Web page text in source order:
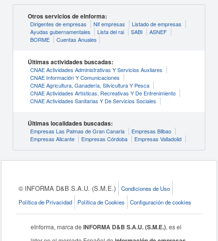
Otros servicios de eInforma:
Dirigentes de empresas Nif empresas
Listado de empresas
Ayudas gubernamentales
Lista del rai SABI
ASNEF
BORME
Cuentas Anuales
Últimas actividades buscadas:
CNAE Actividades Administrativas Y Servicios Auxliares
CNAE Información Y Comunicaciones
CNAE Agricultura, Ganadería, Silvicultura Y Pesca
CNAE Actividades Artísticas, Recreativas Y De Entrenimiento
CNAE Actividades Sanitarias Y De Servicios Sociales
Últimas localidades buscadas:
Empresas Las Palmas de Gran Canaria
Empresas Bilbao
Empresas Alicante
Empresas Córdoba Empresas Valladolid
© INFORMA D&B S.A.U. (S.M.E.)
Condiciones de Uso
Política de Privacidad
Política de Cookies Configuración de cookies
eInforma, marca deINFORMA D&B S.A.U. (S.M.E.), es el